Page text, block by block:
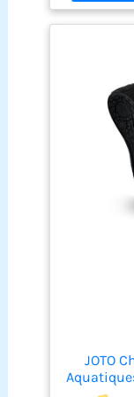
les
jambes,
sont «
JOTO